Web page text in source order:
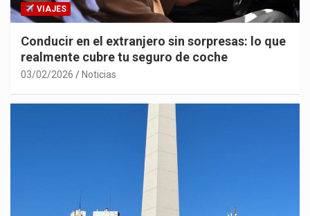
VIAJES
Conducir en el extranjero sin sorpresas: lo que
realmente cubre tu seguro de coche
03/02/2026 Noticias